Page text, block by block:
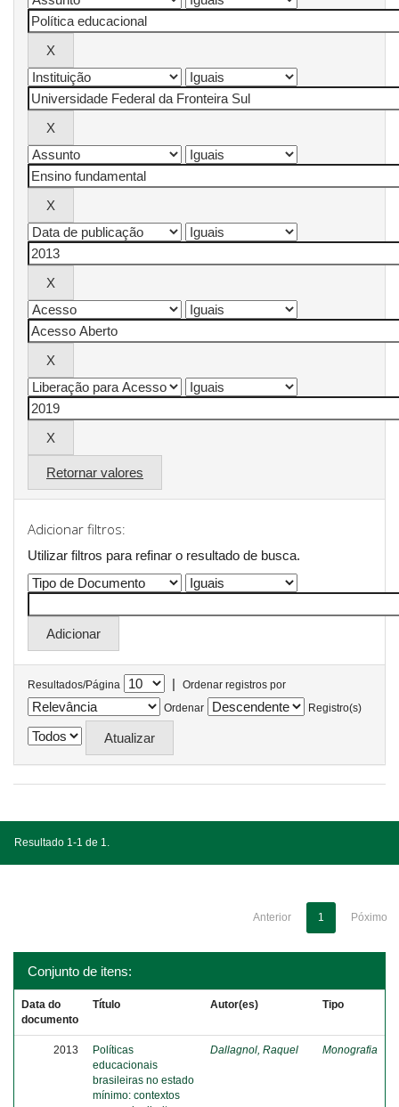
Retornar valores
Adicionar filtros:
Utilizar filtros para refinar o resultado de busca.
Resultados/Página |
Ordenar registros por
Ordenar
Registro(s)
Resultado 1-1 de 1.
Anterior 1 Póximo
Conjunto de itens:
Data do
documento
Título Autor(es) Tipo
2013
Políticas
educacionais
brasileiras no estado
mínimo: contextos
Dallagnol, Raquel Monografia